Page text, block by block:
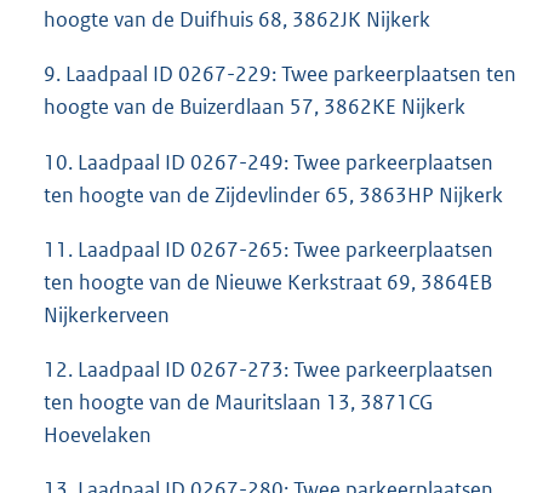
hoogte van de Duifhuis 68, 3862JK Nijkerk
9. Laadpaal ID 0267-229: Twee parkeerplaatsen ten
hoogte van de Buizerdlaan 57, 3862KE Nijkerk
10. Laadpaal ID 0267-249: Twee parkeerplaatsen
ten hoogte van de Zijdevlinder 65, 3863HP Nijkerk
11. Laadpaal ID 0267-265: Twee parkeerplaatsen
ten hoogte van de Nieuwe Kerkstraat 69, 3864EB
Nijkerkerveen
12. Laadpaal ID 0267-273: Twee parkeerplaatsen
ten hoogte van de Mauritslaan 13, 3871CG
Hoevelaken